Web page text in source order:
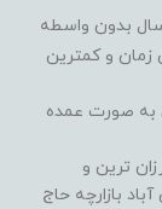
بدون واسطه
زمان و کمترین
به صورت عمده
ترین و
بازارچه حاج